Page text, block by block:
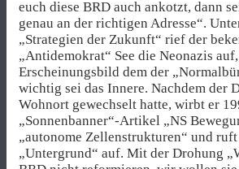
euch diese BRD auch ankotzt, dann
genau an der richtigen Adresse“.
„Strategien der Zukunft“ rief der
„Antidemokrat“ See die Neonazis
Erscheinungsbild dem der
wichtig sei das Innere. Nachdem der
Wohnort gewechselt hatte, wirbt er
„Sonnenbanner“-Artikel „NS
„autonome Zellenstrukturen“ und
„Untergrund“ auf. Mit der Drohung